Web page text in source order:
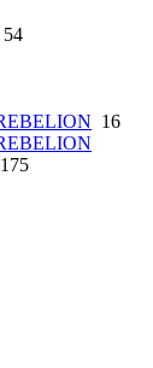
54
16
175